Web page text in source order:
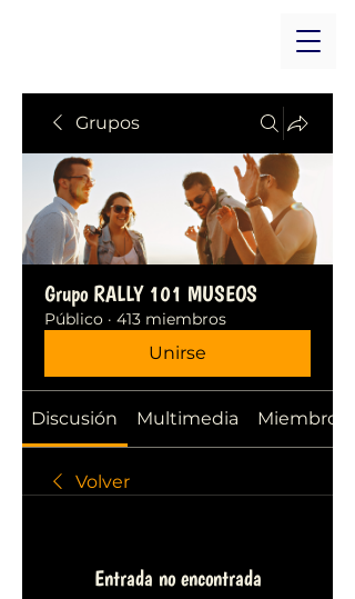
Grupos
Grupo RALLY 101 MUSEOS
Público · 413 miembros
Unirse
Discusión Multimedia Miembros
Volver
Entrada no encontrada